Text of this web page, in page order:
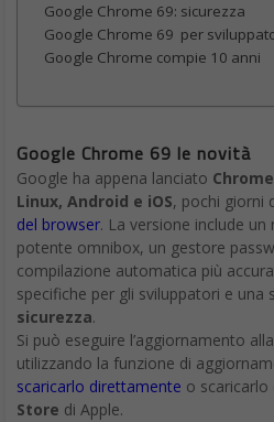
Google Chrome 69: sicurezza
Google Chrome 69 per
Google Chrome compie 10 anni
Google Chrome 69 le novità
Google ha appena lanciato
Linux, Android e iOS, pochi giorni
del browser. La versione include
potente omnibox, un gestore
compilazione automatica più
specifiche per gli sviluppatori e una
sicurezza.
Si può eseguire l’aggiornamento
utilizzando la funzione di
scaricarlo direttamente o scaricarlo
Store di Apple.